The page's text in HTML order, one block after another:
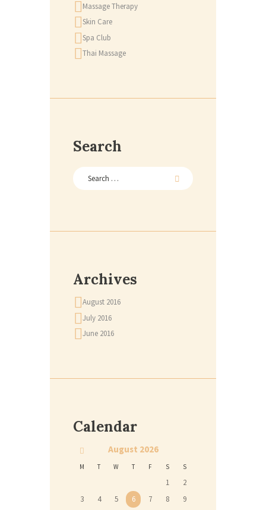
Massage Therapy
Skin Care
Spa Club
Thai Massage
Search
Archives
August 2016
July 2016
June 2016
Calendar
August 2026
M T W T F S S
1
2
3
4 5 6 7 8
9